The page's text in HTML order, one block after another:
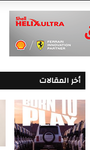
أخر المقالات